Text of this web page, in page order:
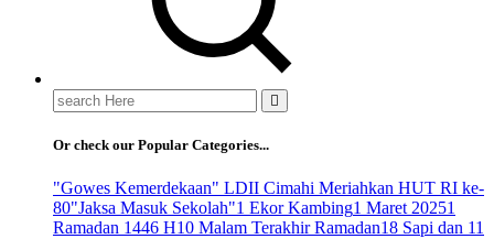
Search
for:
Or check our Popular Categories...
"Gowes Kemerdekaan" LDII Cimahi Meriahkan HUT RI ke-
80"Jaksa Masuk Sekolah"1 Ekor Kambing1 Maret 20251
Ramadan 1446 H10 Malam Terakhir Ramadan18 Sapi dan 11